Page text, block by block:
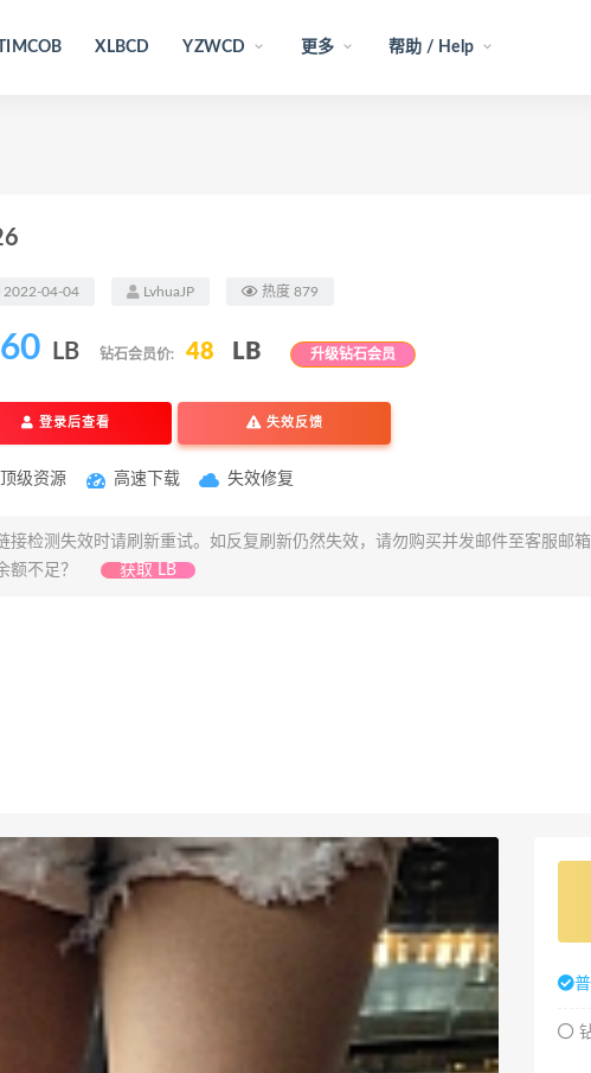
TIMCOB XLBCD YZWCD 更多 帮助 / Help
2022-04-04 LvhuaJP 热度 879
60 LB 钻石会员价: 48 LB 升级钻石会员
登录后查看 失效反馈
顶级资源 高速下载 失效修复
接检测失效时请刷新重试。如反复刷新仍然失效，请勿购买并发邮件至客服邮箱
额不足？
获取 LB